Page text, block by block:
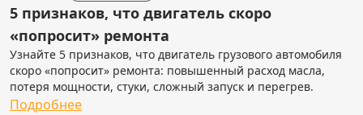
5 признаков, что двигатель скоро
«попросит» ремонта
Узнайте 5 признаков, что двигатель грузового автомобиля
скоро «попросит» ремонта: повышенный расход масла,
потеря мощности, стуки, сложный запуск и перегрев.
Подробнее